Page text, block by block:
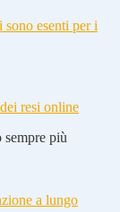
esenti per i
resi online
sempre più
a lungo